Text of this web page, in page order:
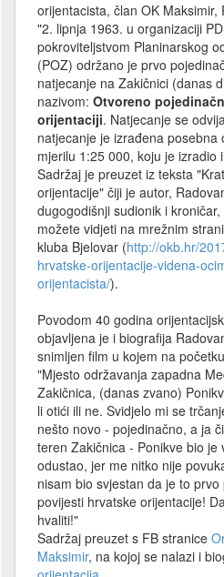
orijentacista, član OK Maksimir,
"2. lipnja 1963. u organizaciji
pokroviteljstvom Planinarskog
(POZ) održano je prvo
natjecanje na Zakičnici (danas
nazivom: Otvoreno
orijentaciji. Natjecanje se
natjecanje je izrađena posebna
mjerilu 1:25 000, koju je izradio
Sadržaj je preuzet iz teksta
orijentacije" čiji je autor,
dugogodišnji sudionik i
možete vidjeti na mrežnim
kluba Bjelovar (http://okb.hr/
hrvatske-orijentacije-videna-
orijentacista/).
Povodom 40 godina
objavljena je i biografija
snimljen film u kojem na
"Mjesto održavanja zapadna
Zakičnica, (danas zvano)
li otići ili ne. Svidjelo mi se
nešto novo - pojedinačno, a ja
teren Zakičnica - Ponikve bio je
odustao, jer me nitko nije
nisam bio svjestan da je to
povijesti hrvatske orijentacije!
hvaliti!"
Sadržaj preuzet s FB stranice
Maksimir, na kojoj se nalazi i